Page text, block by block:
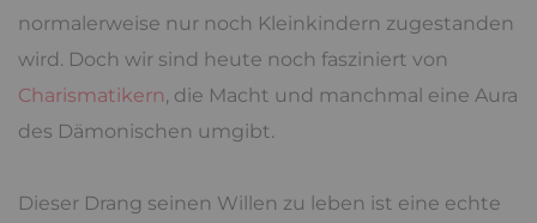
normalerweise nur noch Kleinkindern zugestanden
wird. Doch wir sind heute noch fasziniert von
Charismatikern, die Macht und manchmal eine Aura
des Dämonischen umgibt.
Dieser Drang seinen Willen zu leben ist eine echte